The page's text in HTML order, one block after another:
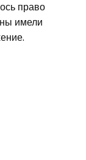
право
имели